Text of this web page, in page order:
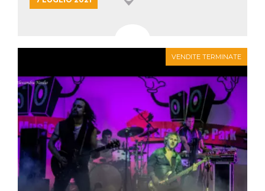
VENDITE TERMINATE